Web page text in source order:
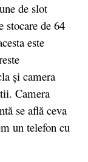
de slot
de 64
este
și camera
Camera
se află ceva
un telefon cu